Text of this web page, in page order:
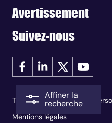
Affiner la
recherche
Avertissement
Suivez-nous
Traitement des données
Mentions légales